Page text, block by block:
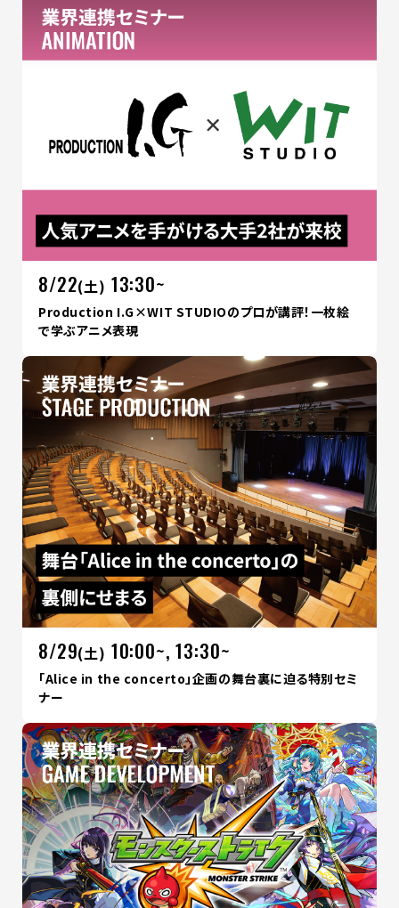
8/22(土) 13:30~
Production I.G×WIT STUDIOのプロが講評！一枚絵
で学ぶアニメ表現
8/29(土) 10:00~, 13:30~
「Alice in the concerto」企画の舞台裏に迫る特別セミ
ナー